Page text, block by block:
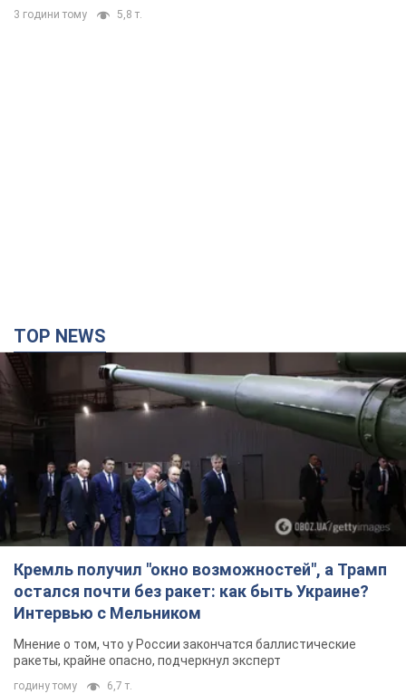
3 години тому 5,8 т.
TOP NEWS
Кремль получил "окно возможностей", а Трамп
остался почти без ракет: как быть Украине?
Интервью с Мельником
Мнение о том, что у России закончатся баллистические
ракеты, крайне опасно, подчеркнул эксперт
годину тому 6,7 т.